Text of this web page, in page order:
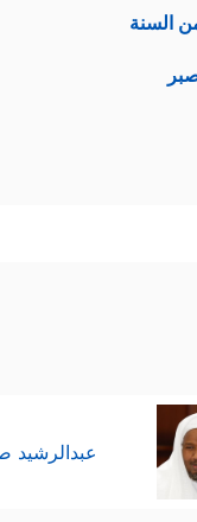
السنة
عبدالرشيد